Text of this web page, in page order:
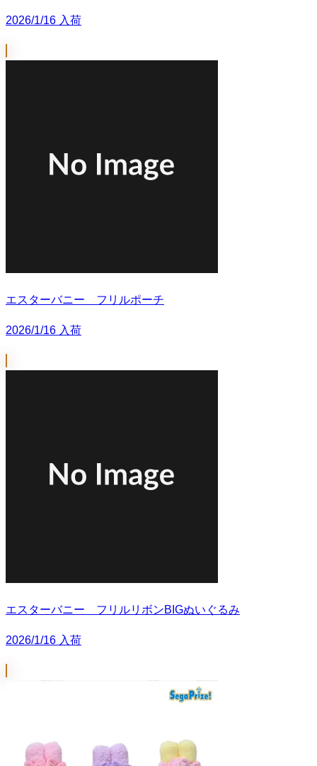
2026/1/16 入荷
エスターバニー フリルポーチ
2026/1/16 入荷
エスターバニー フリルリボンBIGぬいぐるみ
2026/1/16 入荷